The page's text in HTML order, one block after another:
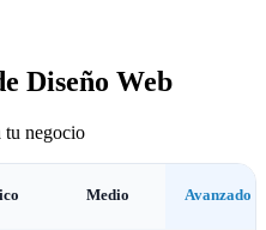
Diseño Web
tu negocio
Medio Avanzado